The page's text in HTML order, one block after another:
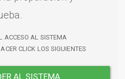
ACCESO AL SISTEMA
CLICK LOS SIGUIENTES
AL SISTEMA